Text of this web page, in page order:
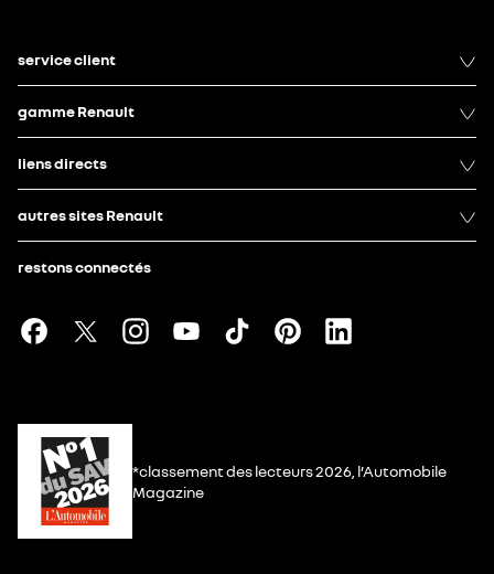
service client
gamme Renault
liens directs
autres sites Renault
restons connectés
*classement des lecteurs 2026, l’Automobile
Magazine